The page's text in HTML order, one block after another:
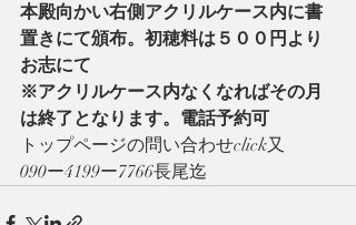
本殿向かい右側アクリルケース内に書
置きにて頒布。初穂料は５００円より
お志にて
※アクリルケース内なくなればその月
は終了となります。電話予約可
トップページの問い合わせclick又
090ー4199ー7766長尾迄